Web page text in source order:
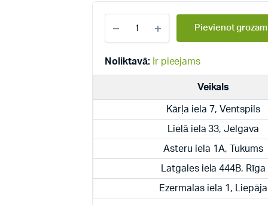
elektriskie,
piekaramie,
boileri
OKCEV
quantity
Pievienot grozam
Noliktavā: Ir pieejams
Veikals
Kārļa iela 7, Ventspils
Lielā iela 33, Jelgava
Asteru iela 1A, Tukums
Latgales iela 444B, Rīga
Ezermalas iela 1, Liepāja